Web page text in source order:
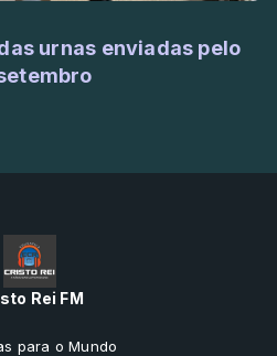
urnas enviadas pelo
Rei FM
para o Mundo